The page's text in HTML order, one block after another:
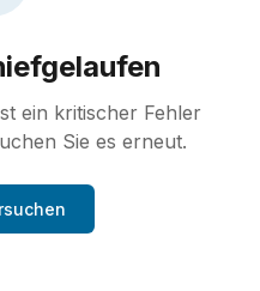
ein kritischer Fehler
Sie es erneut.